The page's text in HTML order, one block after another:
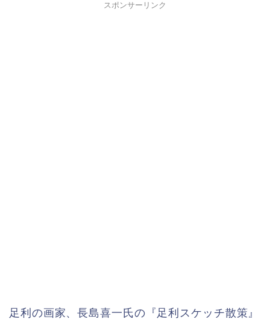
スポンサーリンク
足利の画家、長島喜一氏の『足利スケッチ散策』